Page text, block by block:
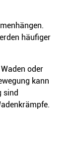
häufiger
oder
kann
sind